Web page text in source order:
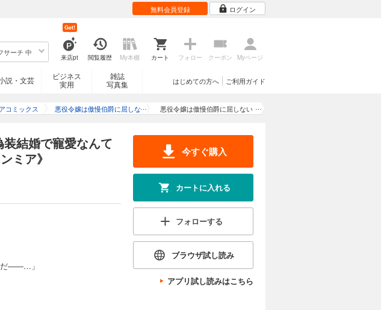
無料会員登録 ログイン
サーチ 中
来店pt
Get!
閲覧履歴 My本棚 カート フォロー クーポン Myページ
説・文芸
ビジネス
実用
雑誌
写真集
ご利用ガイド
はじめての方へ
コミックス
悪役令嬢は傲慢伯爵に屈しな
りえません！《カノンミア》
悪役令嬢は傲慢伯爵に屈しない
ん！ Episode.4《カノンミア》
結婚で寵愛なんて
ミア》
だ――…」
今すぐ購入
カートに入れる
フォローする
ブラウザ試し読み
アプリ試し読みはこちら